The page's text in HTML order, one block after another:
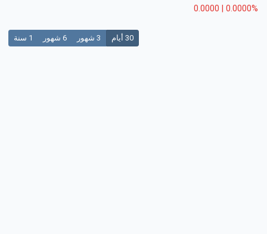
0.0000 | 0.0000%
30 أيام 3 شهور 6 شهور 1 سنة